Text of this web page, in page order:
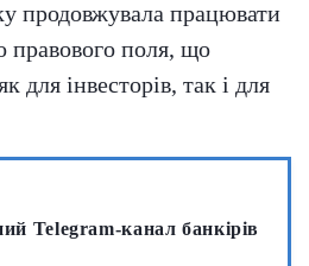
продовжувала працювати
правового поля, що
для інвесторів, так і для
Telegram-канал банкірів